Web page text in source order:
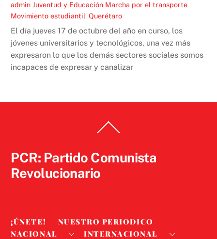
admin Juventud y Educación Marcha por el transporte
Movimiento estudiantil ,Querétaro
El día jueves 17 de octubre del año en curso, los
jóvenes universitarios y tecnológicos, una vez más
expresaron lo que los demás sectores sociales somos
incapaces de expresar y canalizar
To
PCR: Partido Comunista
Revolucionario
¡ÚNETE!
NUESTRO PERIODICO
NACIONAL
INTERNACIONAL